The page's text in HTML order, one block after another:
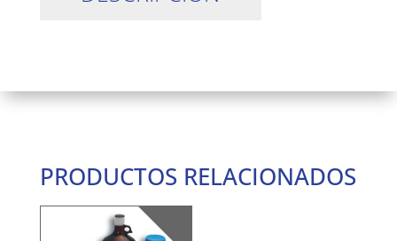
PRODUCTOS RELACIONADOS